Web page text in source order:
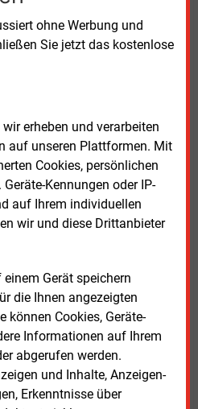
ohne Werbung und
Sie jetzt das kostenlose
erheben und verarbeiten
auf unseren Plattformen. Mit
Cookies, persönlichen
Kennungen oder IP-
auf Ihrem individuellen
wir und diese Drittanbieter
Gerät speichern
die Ihnen angezeigten
können Cookies, Geräte-
Informationen auf Ihrem
abgerufen werden.
und Inhalte, Anzeigen-
Erkenntnisse über
des Gas- und
der
Linke: „Netzplanung
zusammen –
im DVGW-Regelwerk
Kommunalen Unternehmen
Ingbert Liebing:
und die Umstellung auf
zentrale Themen für
klimaneutrale Gase
etwa für Stromerzeugung,
Anwendungen.
Kommunen,
oder vollständig
von Wasserstoffleitungen,